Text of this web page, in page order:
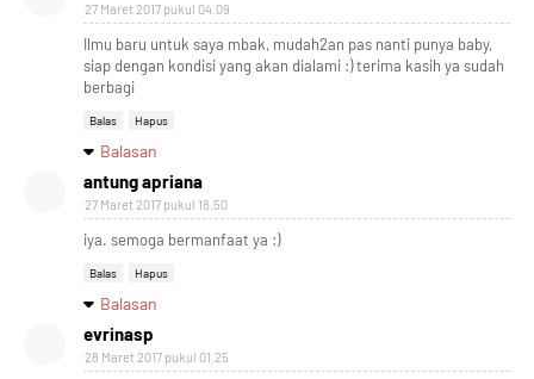
27 Maret 2017 pukul 04.09
Ilmu baru untuk saya mbak, mudah2an pas nanti punya baby,
siap dengan kondisi yang akan dialami :) terima kasih ya sudah
berbagi
Balas Hapus
Balasan
antung apriana
27 Maret 2017 pukul 18.50
iya. semoga bermanfaat ya :)
Balas Hapus
Balasan
evrinasp
28 Maret 2017 pukul 01.25